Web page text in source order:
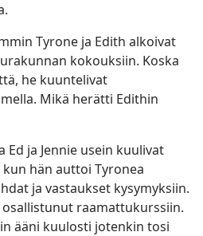
Tyrone ja Edith alkoivat
kokouksiin. Koska
he kuuntelivat
Mikä herätti Edithin
Ed ja Jennie usein kuulivat
hän auttoi Tyronea
ja vastaukset kysymyksiin.
raamattukurssiin.
ääni kuulosti jotenkin tosi